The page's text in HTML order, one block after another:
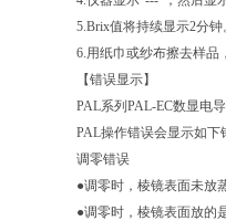
5.Brix值将持续显示2分
6.用纸巾或纱布擦去样品
【错误显示】
PAL系列PAL-EC数显电
PAL操作错误会显示如下
调零错误
●调零时，棱镜表面未放
●调零时，棱镜表面放的